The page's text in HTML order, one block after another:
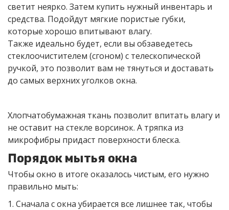
светит неярко. Затем купить нужный инвентарь и
средства. Подойдут мягкие пористые губки,
которые хорошо впитывают влагу.
Также идеально будет, если вы обзаведетесь
стеклоочистителем (сгоном) с телескопической
ручкой, это позволит вам не тянуться и доставать
до самых верхних уголков окна.
Хлопчатобумажная ткань позволит впитать влагу и
не оставит на стекле ворсинок. А тряпка из
микрофибры придаст поверхности блеска.
Порядок мытья окна
Чтобы окно в итоге оказалось чистым, его нужно
правильно мыть:
1. Сначала с окна убирается все лишнее так, чтобы